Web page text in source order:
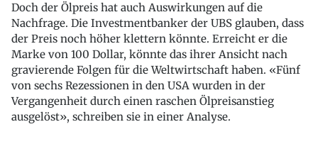
Doch der Ölpreis hat auch Auswirkungen auf die
Nachfrage. Die Investmentbanker der UBS glauben, dass
der Preis noch höher klettern könnte. Erreicht er die
Marke von 100 Dollar, könnte das ihrer Ansicht nach
gravierende Folgen für die Weltwirtschaft haben. «Fünf
von sechs Rezessionen in den USA wurden in der
Vergangenheit durch einen raschen Ölpreisanstieg
ausgelöst», schreiben sie in einer Analyse.